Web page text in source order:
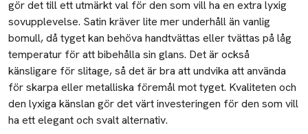
Retinol
Niacinamide
Snigelslem i hudvård
Undvik solbränd hud
Vintertorr hud
gör det till ett utmärkt val för den som vill ha en extra lyxig
sovupplevelse. Satin kräver lite mer underhåll än vanlig
bomull, då tyget kan behöva handtvättas eller tvättas på låg
temperatur för att bibehålla sin glans. Det är också
känsligare för slitage, så det är bra att undvika att använda
för skarpa eller metalliska föremål mot tyget. Kvaliteten och
den lyxiga känslan gör det värt investeringen för den som vill
ha ett elegant och svalt alternativ.